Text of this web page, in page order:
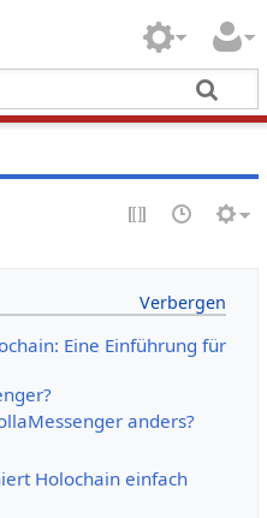
Eine Einführung für
anders?
Holochain einfach